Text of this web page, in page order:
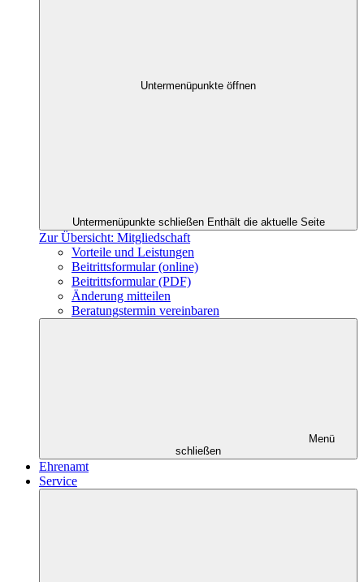
Untermenüpunkte öffnen
Untermenüpunkte schließen Enthält die aktuelle Seite
Zur Übersicht: Mitgliedschaft
Vorteile und Leistungen
Beitrittsformular (online)
Beitrittsformular (PDF)
Änderung mitteilen
Beratungstermin vereinbaren
Menü
schließen
Ehrenamt
Service